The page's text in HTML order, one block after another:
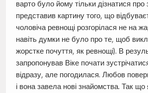
варто було йому тільки дізнатися про
представив картину того, що
чоловіча ревнощі розгорілася не на
навіть думки не було про те, щоб
жорстке почуття, як ревнощі). В
запропонував Віке почати
відразу, але погодилася. Любов
і вона завела нові знайомства. Так що